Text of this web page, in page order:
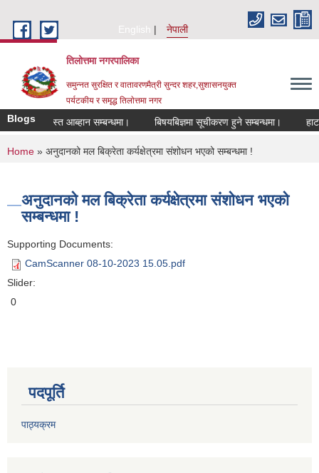
English
नेपाली
तिलोत्तमा नगरपालिका
समुन्नत सुरक्षित र वातावरणमैत्री सुन्दर शहर,सुशासनयुक्त
पर्यटकीय र समृद्ध तिलाेत्तमा नगर
Blogs
दरखास्त आब्हान सम्बन्धमा। बिषयबिज्ञमा सूचीकरण हुने सम्बन्धमा।
You are here
Home » अनुदानको मल बिक्रेता कर्यक्षेत्रमा संशोधन भएको सम्बन्धमा !
अनुदानको मल बिक्रेता कर्यक्षेत्रमा संशोधन भएको
सम्बन्धमा !
Supporting Documents:
CamScanner 08-10-2023 15.05.pdf
Slider:
0
पदपूर्ति
पाठ्यक्रम